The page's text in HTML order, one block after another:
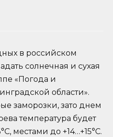
в российском
солнечная и сухая
«Погода и
области».
заморозки, зато днем
температура будет
местами до +14…+15°C.